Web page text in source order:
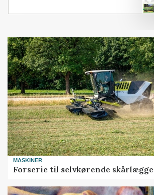
MASKINER
Forserie til selvkørende